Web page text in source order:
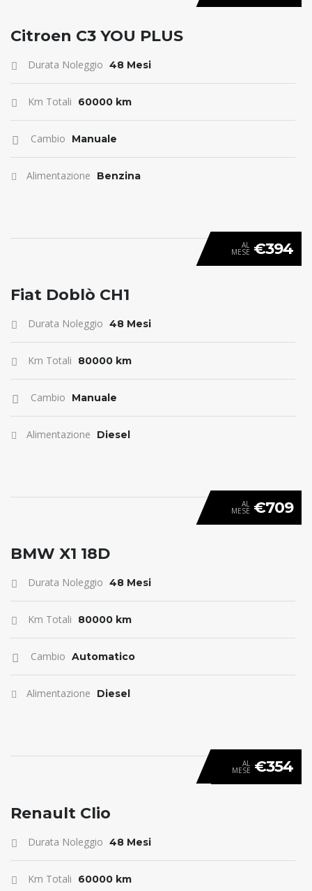
ANTICIPO 0
Citroen C3 YOU PLUS
Durata Noleggio 48 Mesi
Km Totali 60000 km
Cambio Manuale
Alimentazione Benzina
ANTICIPO 0
AL
MESE €394
Fiat Doblò CH1
Durata Noleggio 48 Mesi
Km Totali 80000 km
Cambio Manuale
Alimentazione Diesel
ANTICIPO 0
AL
MESE €709
BMW X1 18D
Durata Noleggio 48 Mesi
Km Totali 80000 km
Cambio Automatico
Alimentazione Diesel
ANTICIPO 0
AL
MESE €354
Renault Clio
Durata Noleggio 48 Mesi
Km Totali 60000 km